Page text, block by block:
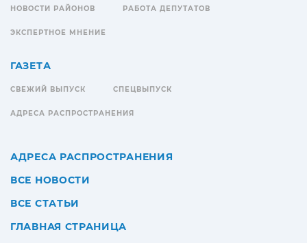
НОВОСТИ РАЙОНОВ РАБОТА ДЕПУТАТОВ
ЭКСПЕРТНОЕ МНЕНИЕ
ГАЗЕТА
СВЕЖИЙ ВЫПУСК СПЕЦВЫПУСК
АДРЕСА РАСПРОСТРАНЕНИЯ
АДРЕСА РАСПРОСТРАНЕНИЯ
ВСЕ НОВОСТИ
ВСЕ СТАТЬИ
ГЛАВНАЯ СТРАНИЦА